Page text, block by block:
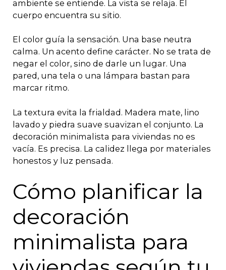
ambiente se entiende. La vista se relaja. El
cuerpo encuentra su sitio.
El color guía la sensación. Una base neutra
calma. Un acento define carácter. No se trata de
negar el color, sino de darle un lugar. Una
pared, una tela o una lámpara bastan para
marcar ritmo.
La textura evita la frialdad. Madera mate, lino
lavado y piedra suave suavizan el conjunto. La
decoración minimalista para viviendas no es
vacía. Es precisa. La calidez llega por materiales
honestos y luz pensada.
Cómo planificar la
decoración
minimalista para